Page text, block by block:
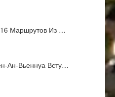
Маршрутов Из …
Ан-Вьеннуа Всту…